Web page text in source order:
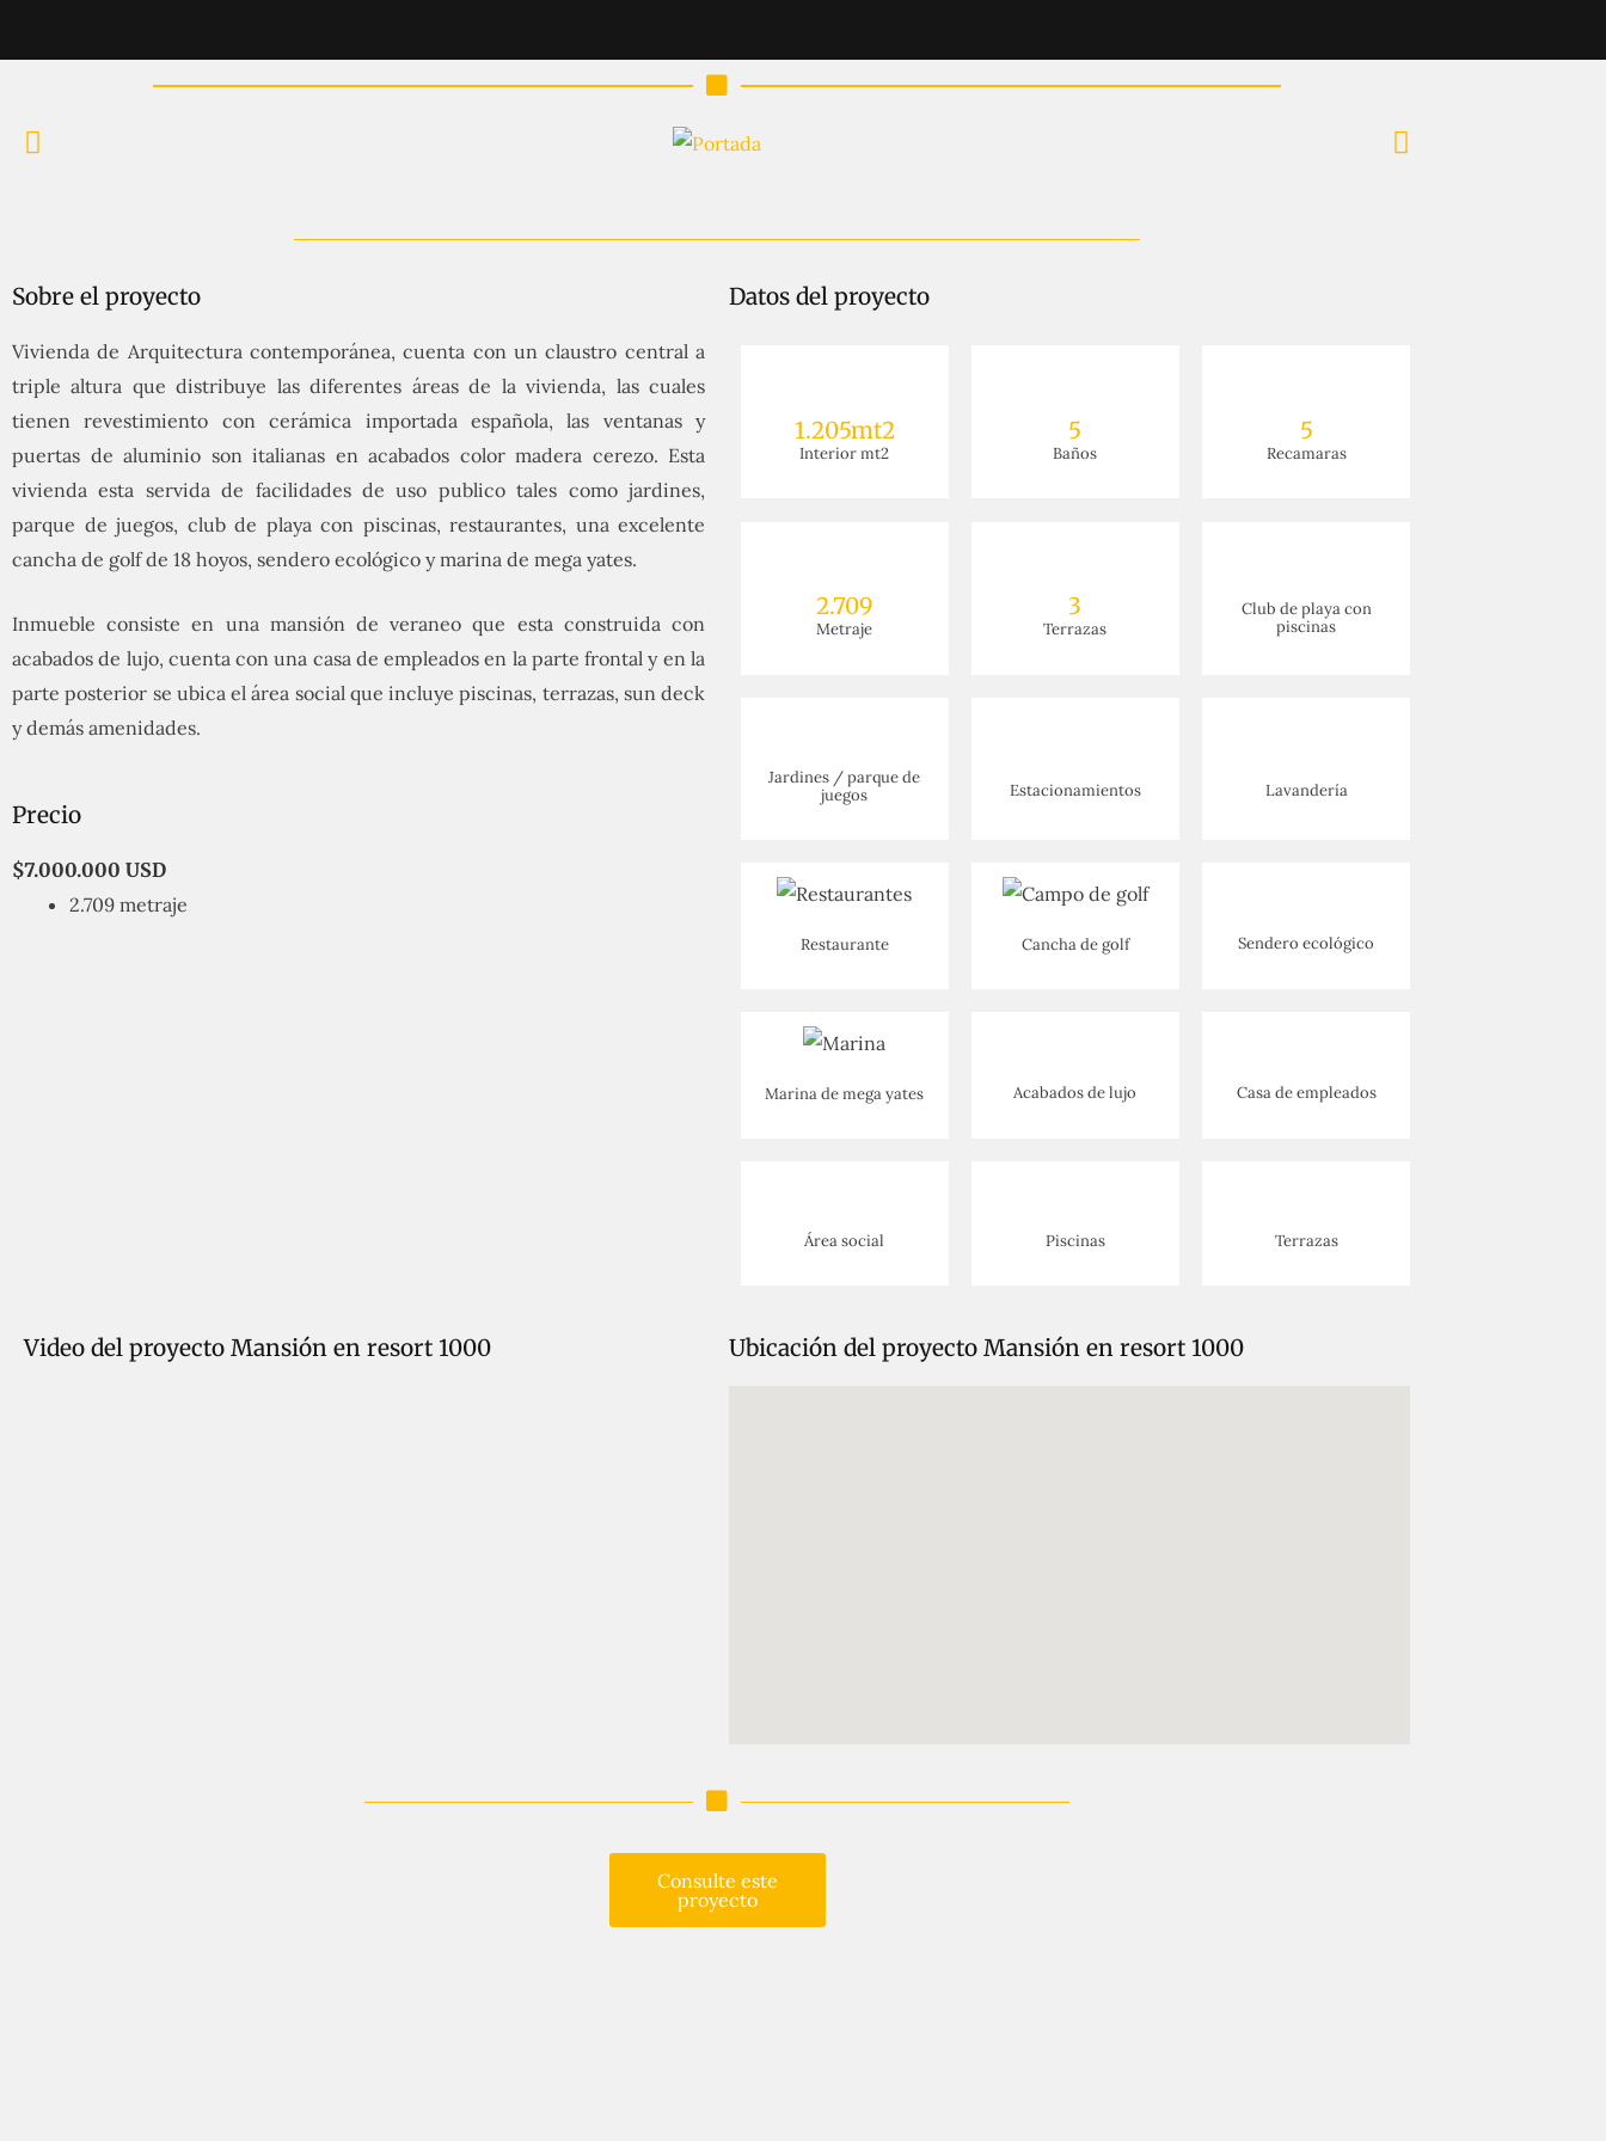
Sobre el proyecto
Vivienda de Arquitectura contemporánea, cuenta con un claustro central a
triple altura que distribuye las diferentes áreas de la vivienda, las cuales
tienen revestimiento con cerámica importada española, las ventanas y
puertas de aluminio son italianas en acabados color madera cerezo. Esta
vivienda esta servida de facilidades de uso publico tales como jardines,
parque de juegos, club de playa con piscinas, restaurantes, una excelente
cancha de golf de 18 hoyos, sendero ecológico y marina de mega yates.
Inmueble consiste en una mansión de veraneo que esta construida con
acabados de lujo, cuenta con una casa de empleados en la parte frontal y en la
parte posterior se ubica el área social que incluye piscinas, terrazas, sun deck
y demás amenidades.
Precio
$7.000.000 USD
2.709 metraje
Datos del proyecto
1.205mt2
Interior mt2
5
Baños
5
Recamaras
2.709
Metraje
3
Terrazas
Club de playa con
piscinas
Jardines / parque de
juegos
Estacionamientos Lavandería
Restaurante Cancha de golf Sendero ecológico
Marina de mega yates Acabados de lujo Casa de empleados
Área social Piscinas Terrazas
Video del proyecto Mansión en resort 1000 Ubicación del proyecto Mansión en resort 1000
Consulte este
proyecto